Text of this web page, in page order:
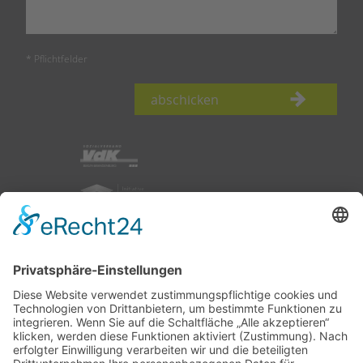
* Pflichtfelder
abschicken